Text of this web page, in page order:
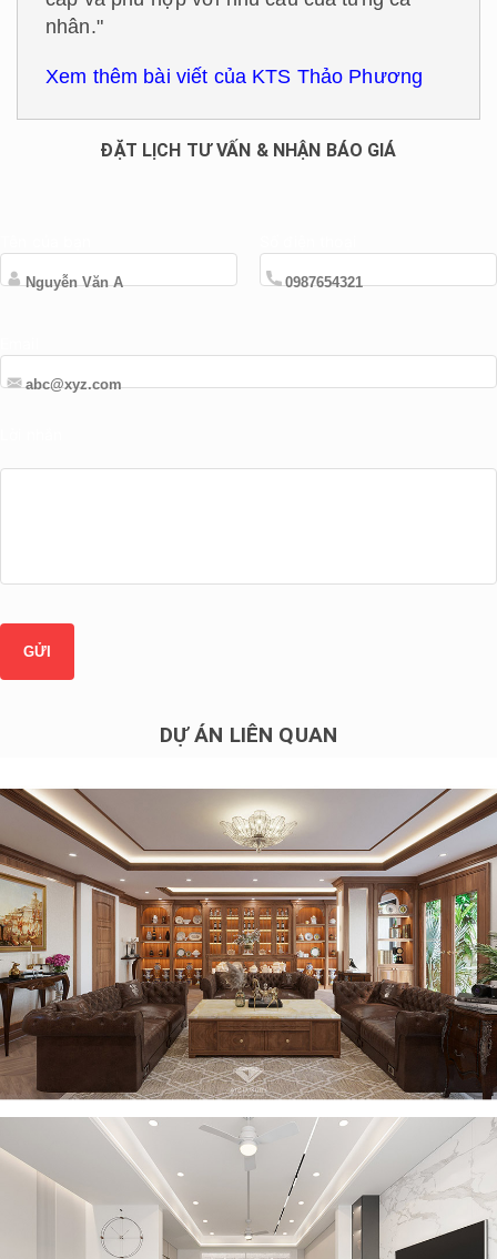
nhân."
Xem thêm bài viết của KTS Thảo Phương
ĐẶT LỊCH TƯ VẤN & NHẬN BÁO GIÁ
DỰ ÁN LIÊN QUAN
Dự án thiết kế nội thất nhà phố tân cổ điển sang trọng tại Vũ
Tông Phan – Anh Đạt